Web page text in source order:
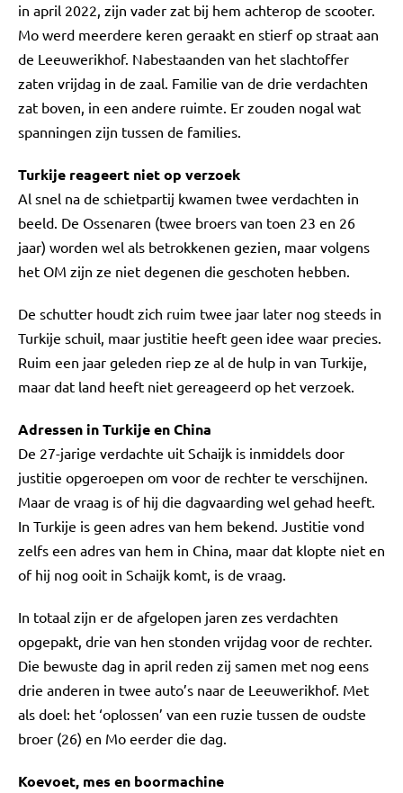
in april 2022, zijn vader zat bij hem achterop de scooter.
Mo werd meerdere keren geraakt en stierf op straat aan
de Leeuwerikhof. Nabestaanden van het slachtoffer
zaten vrijdag in de zaal. Familie van de drie verdachten
zat boven, in een andere ruimte. Er zouden nogal wat
spanningen zijn tussen de families.
Turkije reageert niet op verzoek
Al snel na de schietpartij kwamen twee verdachten in
beeld. De Ossenaren (twee broers van toen 23 en 26
jaar) worden wel als betrokkenen gezien, maar volgens
het OM zijn ze niet degenen die geschoten hebben.
De schutter houdt zich ruim twee jaar later nog steeds in
Turkije schuil, maar justitie heeft geen idee waar precies.
Ruim een jaar geleden riep ze al de hulp in van Turkije,
maar dat land heeft niet gereageerd op het verzoek.
Adressen in Turkije en China
De 27-jarige verdachte uit Schaijk is inmiddels door
justitie opgeroepen om voor de rechter te verschijnen.
Maar de vraag is of hij die dagvaarding wel gehad heeft.
In Turkije is geen adres van hem bekend. Justitie vond
zelfs een adres van hem in China, maar dat klopte niet en
of hij nog ooit in Schaijk komt, is de vraag.
In totaal zijn er de afgelopen jaren zes verdachten
opgepakt, drie van hen stonden vrijdag voor de rechter.
Die bewuste dag in april reden zij samen met nog eens
drie anderen in twee auto’s naar de Leeuwerikhof. Met
als doel: het ‘oplossen’ van een ruzie tussen de oudste
broer (26) en Mo eerder die dag.
Koevoet, mes en boormachine